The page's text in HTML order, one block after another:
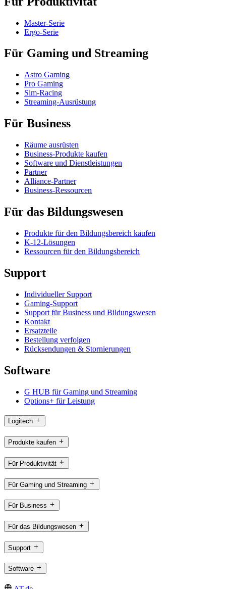
Master-Serie
Ergo-Serie
Für Gaming und Streaming
Astro Gaming
Pro Gaming
Sim-Racing
Streaming-Ausrüstung
Für Business
Räume ausrüsten
Business-Produkte kaufen
Software und Dienstleistungen
Partner
Alliance-Partner
Business-Ressourcen
Für das Bildungswesen
Produkte für den Bildungsbereich kaufen
K-12-Lösungen
Ressourcen für den Bildungsbereich
Support
Individueller Support
Gaming-Support
Support für Business und Bildungswesen
Kontakt
Ersatzteile
Bestellung verfolgen
Rücksendungen & Stornierungen
Software
G HUB für Gaming und Streaming
Options+ für Leistung
Logitech
Produkte kaufen
Für Produktivität
Für Gaming und Streaming
Für Business
Für das Bildungswesen
Support
Software